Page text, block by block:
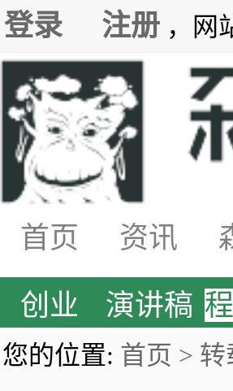
登录 注册 ，网
首页 资讯
创业 演讲稿
您的位置: 首页 > 转